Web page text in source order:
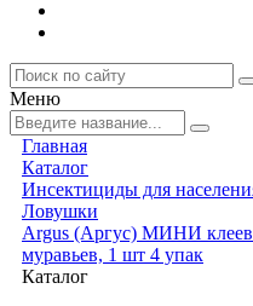
Меню
Главная
Каталог
Инсектициды для
Ловушки
Argus (Аргус) МИНИ
муравьев, 1 шт 4 упак
Каталог